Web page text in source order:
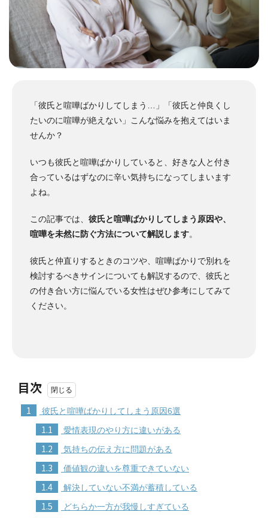
「彼氏と喧嘩ばかりしてしまう…」「彼氏と仲良くし
たいのに喧嘩が絶えない」こんな悩みを抱えてはいま
せんか？
いつも彼氏と喧嘩ばかりしていると、好きな人と付き
合っているはずなのに辛い気持ちになってしまいます
よね。
この記事では、 彼氏と喧嘩ばかりしてしまう原因や、
喧嘩を未然に防ぐ方法について解説します。
彼氏と仲直りするときのコツや、喧嘩ばかりで別れを
検討するべきサインについても解説するので、彼氏と
の付き合い方に悩んでいる女性はぜひ参考にしてみて
ください。
目次
1 彼氏と喧嘩ばかりしてしまう原因6選
1.1 愛情表現のやり方に違いがある
1.2 気持ちの伝え方に問題がある
1.3 価値観の違いを尊重できていない
1.4 解決していない不満が蓄積している
1.5 どちらか一方が我慢しすぎている